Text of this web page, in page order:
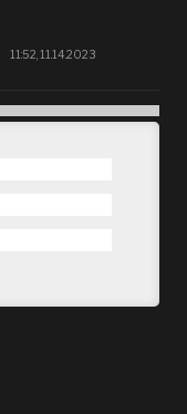
11:52, 11.14.2023